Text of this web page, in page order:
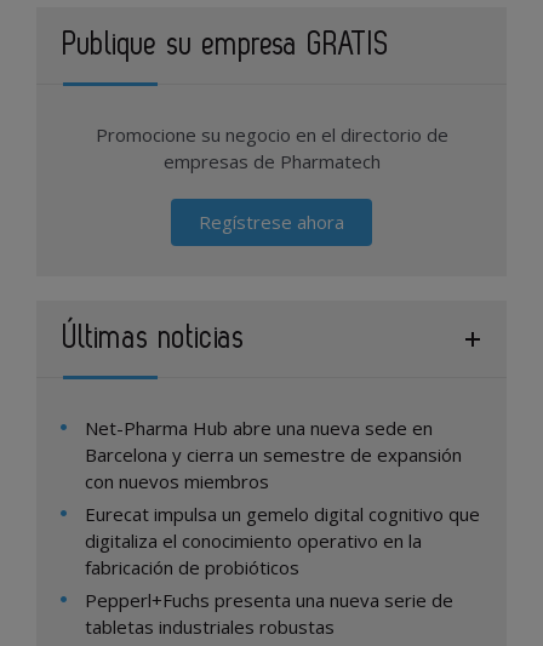
Publique su empresa GRATIS
Promocione su negocio en el directorio de
empresas de Pharmatech
Regístrese ahora
Últimas noticias
Net-Pharma Hub abre una nueva sede en
Barcelona y cierra un semestre de expansión
con nuevos miembros
Eurecat impulsa un gemelo digital cognitivo que
digitaliza el conocimiento operativo en la
fabricación de probióticos
Pepperl+Fuchs presenta una nueva serie de
tabletas industriales robustas